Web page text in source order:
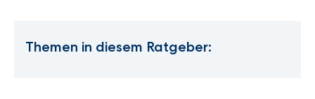
Themen in diesem Ratgeber: